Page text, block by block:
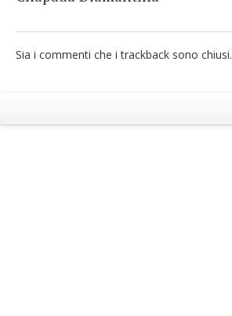
Sia i commenti che i trackback sono chiusi.